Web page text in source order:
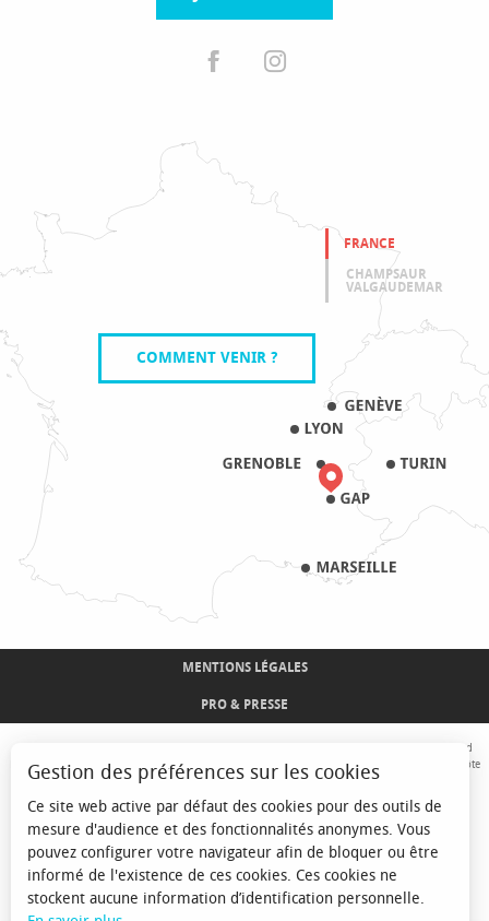
FRANCE
CHAMPSAUR
VALGAUDEMAR
COMMENT VENIR ?
MENTIONS LÉGALES
PRO & PRESSE
Avec le concours de l'Union Européenne. L'Europe s'engage sur le Massif Alpin avec le fond
Européen de Développement Régional. Co-financé par le Conseil Régional Provence-Alpes-Côte
d'Azur et l'Etat, Commissariat Général des Territoires - FNADT - CIMA
Gestion des préférences sur les cookies
Ce site web active par défaut des cookies pour des outils de
mesure d'audience et des fonctionnalités anonymes. Vous
pouvez configurer votre navigateur afin de bloquer ou être
informé de l'existence de ces cookies. Ces cookies ne
stockent aucune information d’identification personnelle.